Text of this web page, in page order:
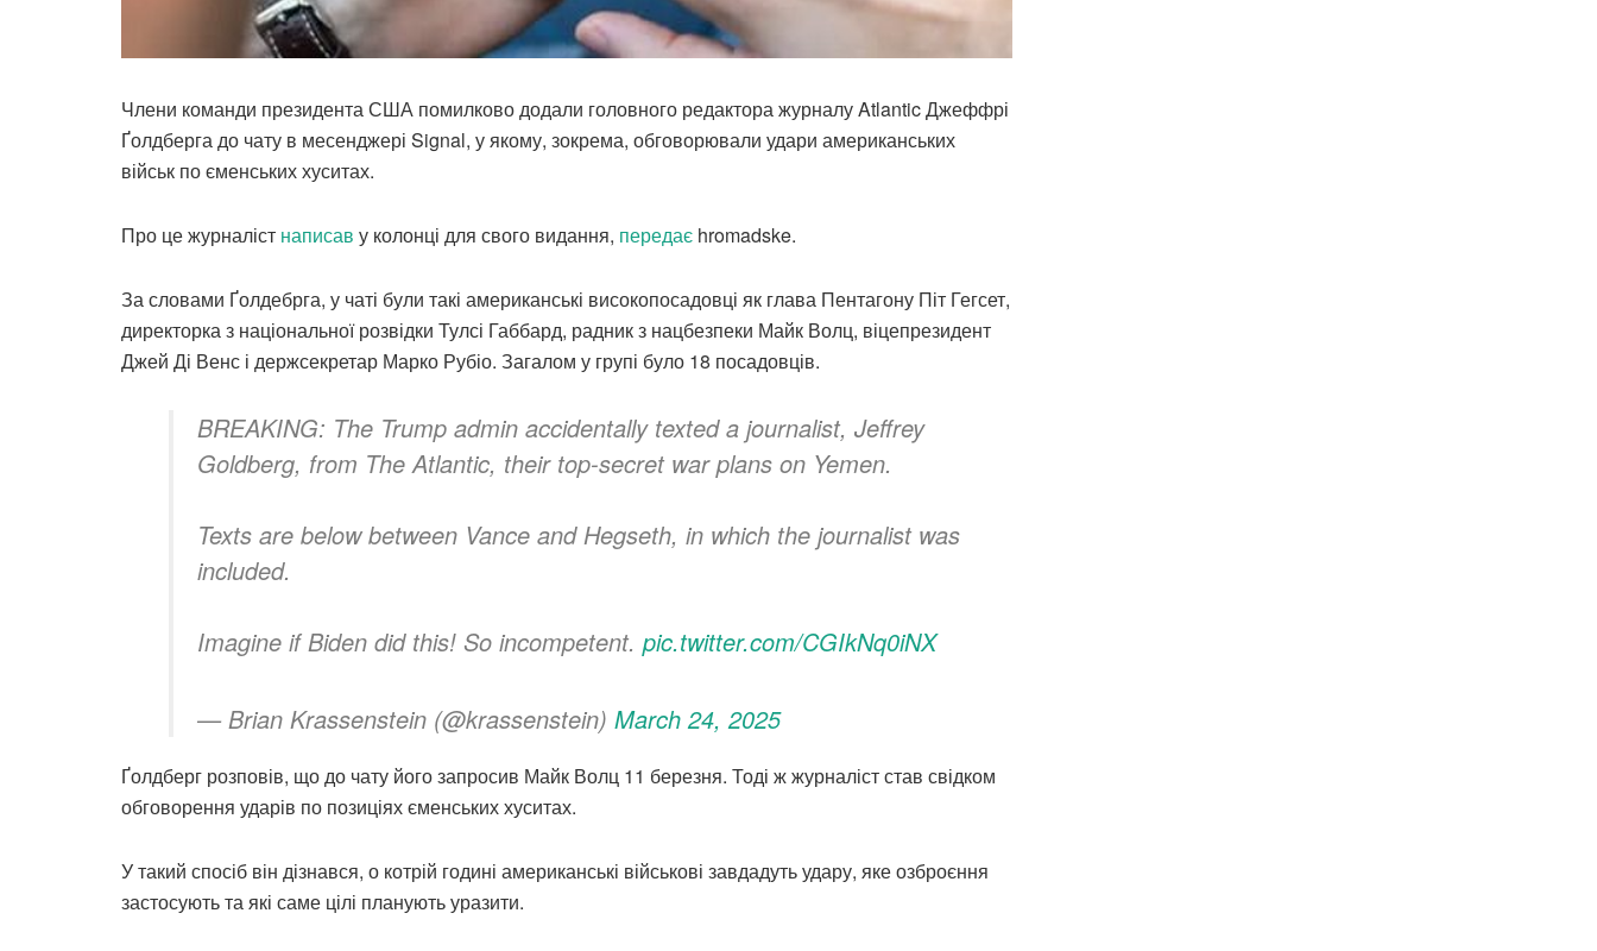
Члени команди президента США помилково додали головного редактора журналу Atlantic Джеффрі
Ґолдберга до чату в месенджері Signal, у якому, зокрема, обговорювали удари американських
військ по єменських хуситах.
Про це журналіст написав у колонці для свого видання, передає hromadske.
За словами Ґолдебрга, у чаті були такі американські високопосадовці як глава Пентагону Піт Гегсет,
директорка з національної розвідки Тулсі Габбард, радник з нацбезпеки Майк Волц, віцепрезидент
Джей Ді Венс і держсекретар Марко Рубіо. Загалом у групі було 18 посадовців.
BREAKING: The Trump admin accidentally texted a journalist, Jeffrey
Goldberg, from The Atlantic, their top-secret war plans on Yemen.
Texts are below between Vance and Hegseth, in which the journalist was
included.
Imagine if Biden did this! So incompetent. pic.twitter.com/CGIkNq0iNX
— Brian Krassenstein (@krassenstein) March 24, 2025
Ґолдберг розповів, що до чату його запросив Майк Волц 11 березня. Тоді ж журналіст став свідком
обговорення ударів по позиціях єменських хуситах.
У такий спосіб він дізнався, о котрій годині американські військові завдадуть удару, яке озброєння
застосують та які саме цілі планують уразити.